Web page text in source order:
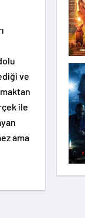
ve
ile
ama